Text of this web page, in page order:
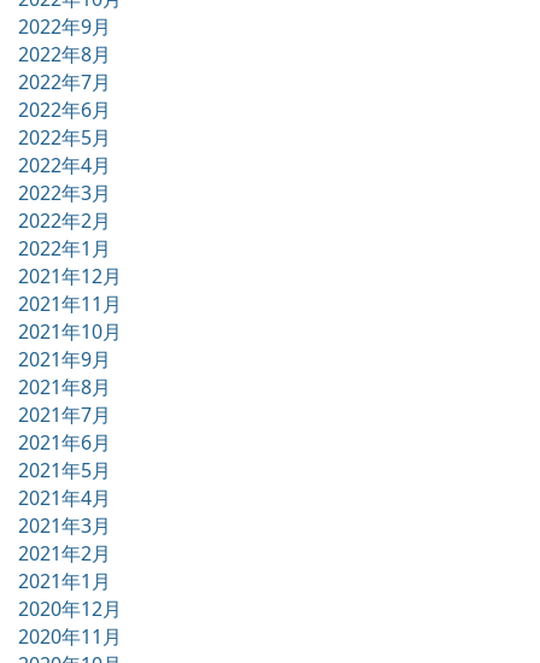
2022年9月
2022年8月
2022年7月
2022年6月
2022年5月
2022年4月
2022年3月
2022年2月
2022年1月
2021年12月
2021年11月
2021年10月
2021年9月
2021年8月
2021年7月
2021年6月
2021年5月
2021年4月
2021年3月
2021年2月
2021年1月
2020年12月
2020年11月